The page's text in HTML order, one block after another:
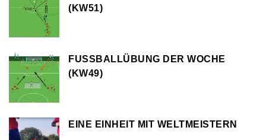
KW51)
FUSSBALLÜBUNG DER WOCHE (
KW49)
EINE EINHEIT MIT WELTMEISTERN